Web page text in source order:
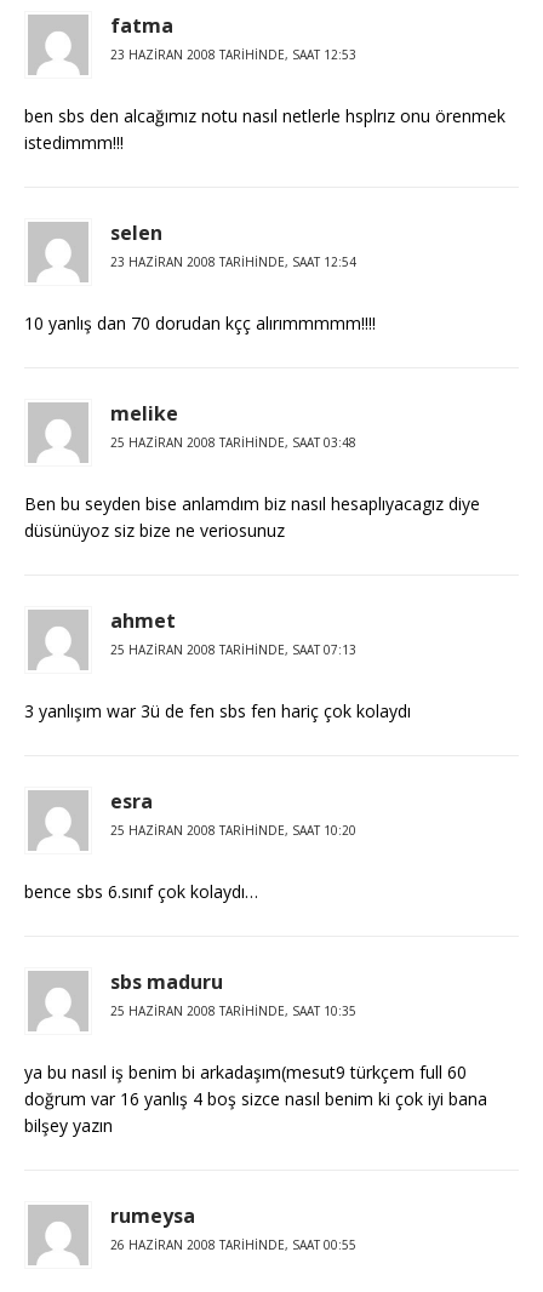
fatma
23 HAZIRAN 2008 TARIHINDE, SAAT 12:53
ben sbs den alcağımız notu nasıl netlerle hsplrız onu örenmek
istedimmm!!!
selen
23 HAZIRAN 2008 TARIHINDE, SAAT 12:54
10 yanlış dan 70 dorudan kçç alırımmmmm!!!!
melike
25 HAZIRAN 2008 TARIHINDE, SAAT 03:48
Ben bu seyden bise anlamdım biz nasıl hesaplıyacagız diye
düsünüyoz siz bize ne veriosunuz
ahmet
25 HAZIRAN 2008 TARIHINDE, SAAT 07:13
3 yanlışım war 3ü de fen sbs fen hariç çok kolaydı
esra
25 HAZIRAN 2008 TARIHINDE, SAAT 10:20
bence sbs 6.sınıf çok kolaydı…
sbs maduru
25 HAZIRAN 2008 TARIHINDE, SAAT 10:35
ya bu nasıl iş benim bi arkadaşım(mesut9 türkçem full 60
doğrum var 16 yanlış 4 boş sizce nasıl benim ki çok iyi bana
bilşey yazın
rumeysa
26 HAZIRAN 2008 TARIHINDE, SAAT 00:55